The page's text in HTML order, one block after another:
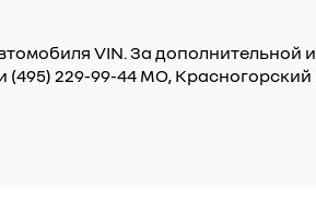
VIN. За дополнительной
229-99-44 МО,